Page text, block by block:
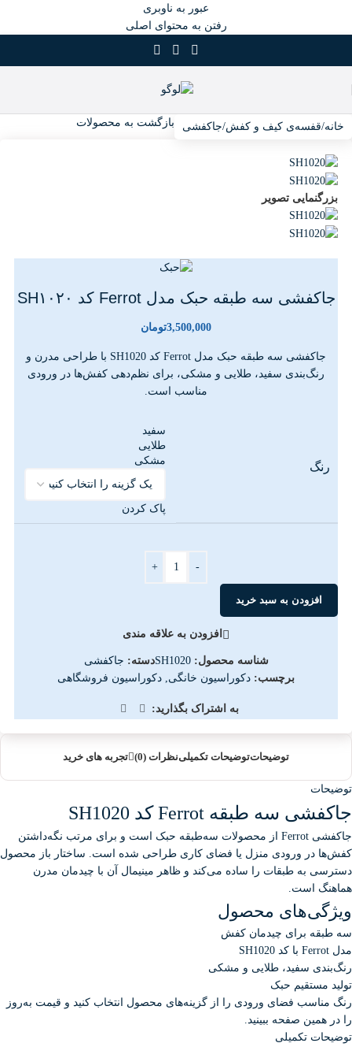
عبور به ناوبری
رفتن به محتوای اصلی
خانه/قفسه‌ی کیف و کفش/جاکفشی بازگشت به محصولات
بزرگنمایی تصویر
جاکفشی سه طبقه حبک مدل Ferrot کد SH۱۰۲۰
3,500,000تومان
جاکفشی سه طبقه حبک مدل Ferrot کد SH1020 با طراحی مدرن و
رنگ‌بندی سفید، طلایی و مشکی، برای نظم‌دهی کفش‌ها در ورودی
مناسب است.
رنگ
سفید
طلایی
مشکی
پاک کردن
-
+
افزودن به سبد خرید
افزودن به علاقه مندی
شناسه محصول:SH1020دسته: جاکفشی
برچسب: دکوراسیون خانگی دکوراسیون فروشگاهی
به اشتراک بگذارید:
توضیحاتتوضیحات تکمیلینظرات (0) تجربه های خرید
توضیحات
جاکفشی سه طبقه Ferrot کد SH1020
جاکفشی Ferrot از محصولات سه‌طبقه حبک است و برای مرتب نگه‌داشتن
کفش‌ها در ورودی منزل یا فضای کاری طراحی شده است. ساختار باز محصول
دسترسی به طبقات را ساده می‌کند و ظاهر مینیمال آن با چیدمان مدرن
هماهنگ است.
ویژگی‌های محصول
سه طبقه برای چیدمان کفش
مدل Ferrot با کد SH1020
رنگ‌بندی سفید، طلایی و مشکی
تولید مستقیم حبک
رنگ مناسب فضای ورودی را از گزینه‌های محصول انتخاب کنید و قیمت به‌روز
را در همین صفحه ببینید.
توضیحات تکمیلی